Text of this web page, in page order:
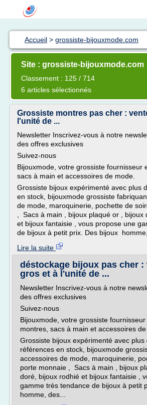
Accueil > grossiste-bijouxmode.com
Site : grossiste-bijouxmode.com
Classement : 125 / 714
6 articles sélectionnés
Grossiste montres pas cher :
l'unité de ...
Newsletter Inscrivez-vous à notre
des offres exclusives
Suivez-nous
Bijouxmode, votre grossiste fournisseur
sacs à main et accessoires de mode.
Grossiste bijoux expérimenté avec plus
en stock, bijouxmode grossiste
de mode, maroquinerie, pochette de
, Sacs à main , bijoux plaqué or ,
et bijoux fantaisie , vous propose une
de bijoux à petit prix. Des bijoux homme,
Lire la suite
déstockage bijoux pas cher :
gros et à l'unité de ...
Newsletter Inscrivez-vous à notre
des offres exclusives
Suivez-nous
Bijouxmode, votre grossiste fournisseur
montres, sacs à main et accessoires de
Grossiste bijoux expérimenté avec plus
références en stock, bijouxmode
accessoires de mode, maroquinerie,
porte monnaie , Sacs à main , bijoux
doré, bijoux rodhié et bijoux fantaisie ,
gamme très tendance de bijoux à petit
homme, des...